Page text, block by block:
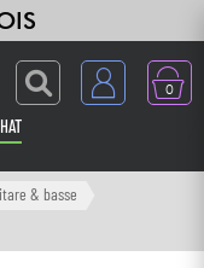
0
& basse